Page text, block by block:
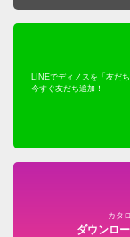
LINEでディノスを「友だ
今すぐ友だち追加！
カタ
ダウンロ